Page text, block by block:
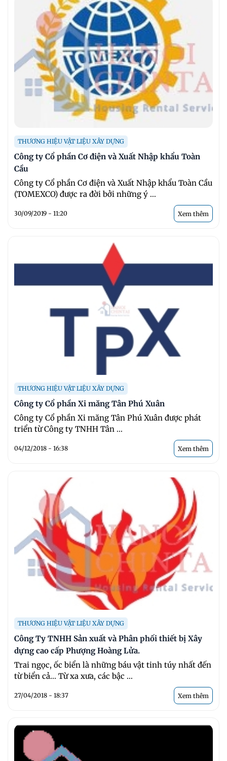
THƯƠNG HIỆU VẬT LIỆU XÂY DỰNG
Công ty Cổ phần Cơ điện và Xuất Nhập khẩu Toàn
Cầu
Công ty Cổ phần Cơ điện và Xuất Nhập khẩu Toàn Cầu
(TOMEXCO) được ra đời bởi những ý ...
30/09/2019 - 11:20 Xem thêm
THƯƠNG HIỆU VẬT LIỆU XÂY DỰNG
Công ty Cổ phần Xi măng Tân Phú Xuân
Công ty Cổ phần Xi măng Tân Phú Xuân được phát
triển từ Công ty TNHH Tân ...
04/12/2018 - 16:38 Xem thêm
THƯƠNG HIỆU VẬT LIỆU XÂY DỰNG
Công Ty TNHH Sản xuất và Phân phối thiết bị Xây
dựng cao cấp Phượng Hoàng Lửa.
Trai ngọc, ốc biển là những báu vật tinh túy nhất đến
từ biển cả... Từ xa xưa, các bậc ...
27/04/2018 - 18:37 Xem thêm